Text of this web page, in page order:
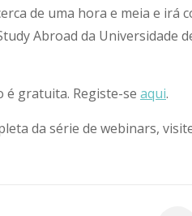
de uma hora e meia e irá
Abroad da Universidade
é gratuita. Registe-se aqui.
da série de webinars,